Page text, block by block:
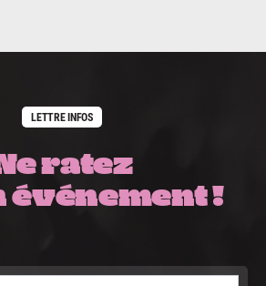
LETTRE INFOS
ratez
événement !